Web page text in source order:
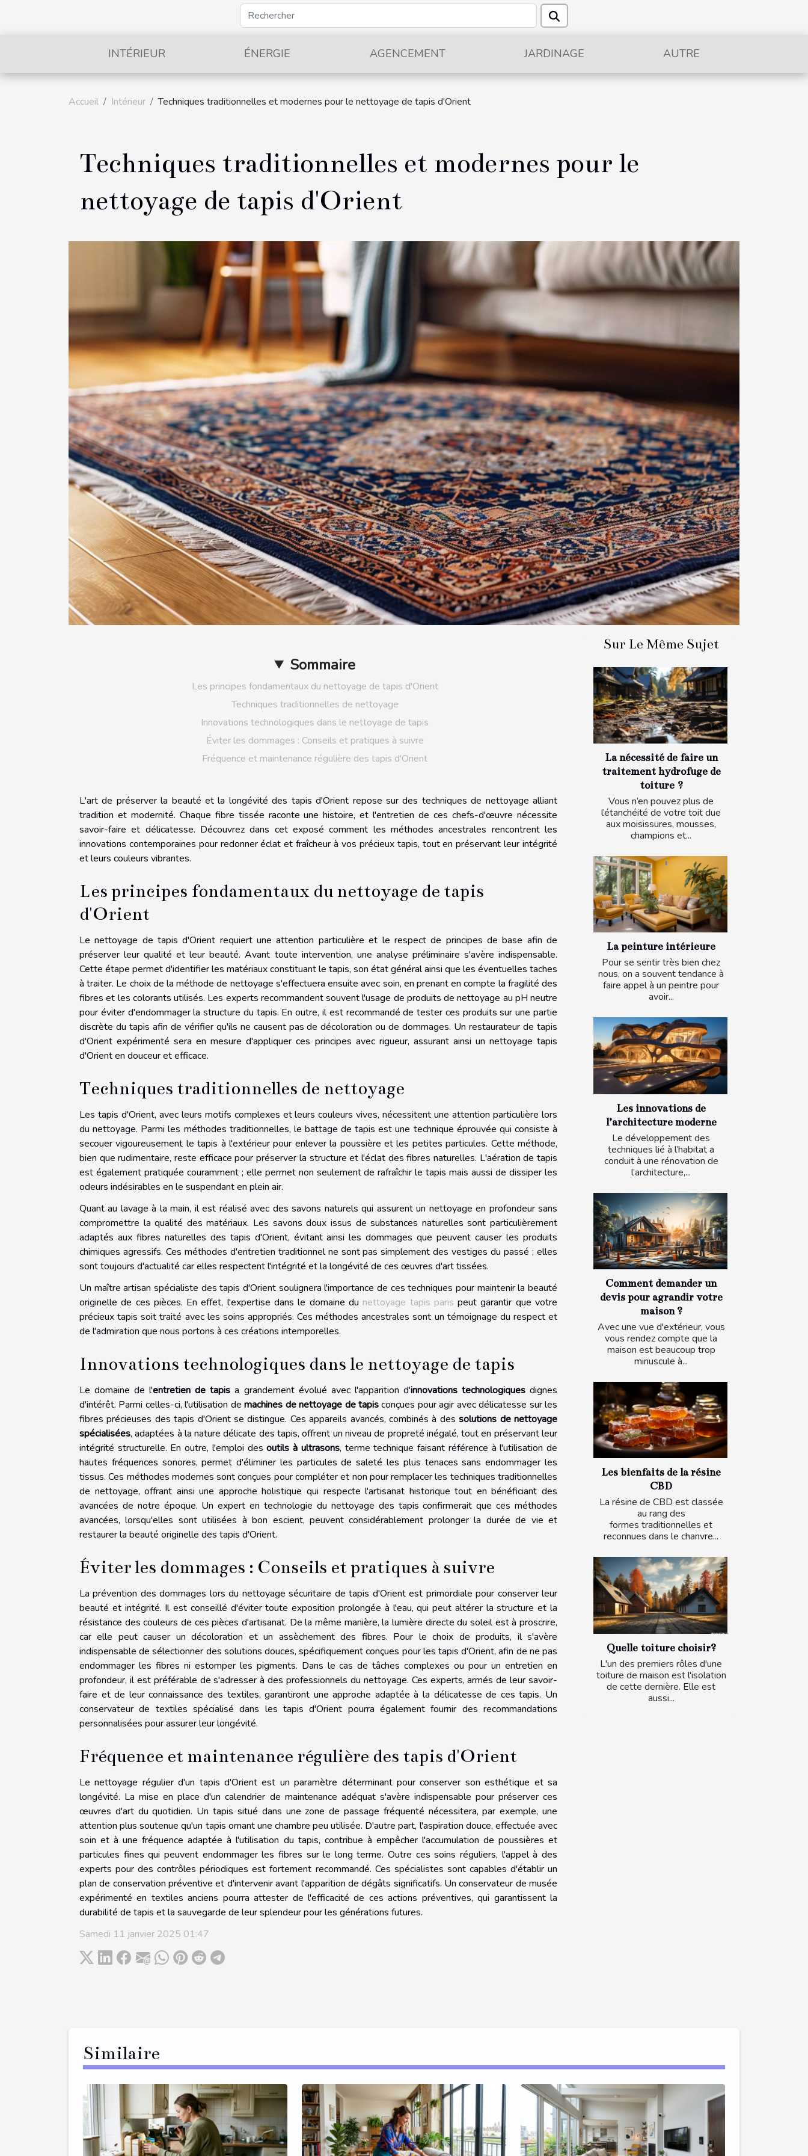
INTÉRIEUR ÉNERGIE AGENCEMENT JARDINAGE AUTRE
Accueil Intérieur Techniques traditionnelles et modernes pour le nettoyage de tapis d'Orient
Techniques traditionnelles et modernes pour le
nettoyage de tapis d'Orient
Sommaire
Les principes fondamentaux du nettoyage de tapis d'Orient
Techniques traditionnelles de nettoyage
Innovations technologiques dans le nettoyage de tapis
Éviter les dommages : Conseils et pratiques à suivre
Fréquence et maintenance régulière des tapis d'Orient
L'art de préserver la beauté et la longévité des tapis d'Orient repose sur des techniques de nettoyage alliant
tradition et modernité. Chaque fibre tissée raconte une histoire, et l'entretien de ces chefs-d'œuvre nécessite
savoir-faire et délicatesse. Découvrez dans cet exposé comment les méthodes ancestrales rencontrent les
innovations contemporaines pour redonner éclat et fraîcheur à vos précieux tapis, tout en préservant leur intégrité
et leurs couleurs vibrantes.
Les principes fondamentaux du nettoyage de tapis
d'Orient
Le nettoyage de tapis d'Orient requiert une attention particulière et le respect de principes de base afin de
préserver leur qualité et leur beauté. Avant toute intervention, une analyse préliminaire s'avère indispensable.
Cette étape permet d'identifier les matériaux constituant le tapis, son état général ainsi que les éventuelles taches
à traiter. Le choix de la méthode de nettoyage s'effectuera ensuite avec soin, en prenant en compte la fragilité des
fibres et les colorants utilisés. Les experts recommandent souvent l'usage de produits de nettoyage au pH neutre
pour éviter d'endommager la structure du tapis. En outre, il est recommandé de tester ces produits sur une partie
discrète du tapis afin de vérifier qu'ils ne causent pas de décoloration ou de dommages. Un restaurateur de tapis
d'Orient expérimenté sera en mesure d'appliquer ces principes avec rigueur, assurant ainsi un nettoyage tapis
d'Orient en douceur et efficace.
Techniques traditionnelles de nettoyage
Les tapis d'Orient, avec leurs motifs complexes et leurs couleurs vives, nécessitent une attention particulière lors
du nettoyage. Parmi les méthodes traditionnelles, le battage de tapis est une technique éprouvée qui consiste à
secouer vigoureusement le tapis à l'extérieur pour enlever la poussière et les petites particules. Cette méthode,
bien que rudimentaire, reste efficace pour préserver la structure et l'éclat des fibres naturelles. L'aération de tapis
est également pratiquée couramment ; elle permet non seulement de rafraîchir le tapis mais aussi de dissiper les
odeurs indésirables en le suspendant en plein air.
Quant au lavage à la main, il est réalisé avec des savons naturels qui assurent un nettoyage en profondeur sans
compromettre la qualité des matériaux. Les savons doux issus de substances naturelles sont particulièrement
adaptés aux fibres naturelles des tapis d'Orient, évitant ainsi les dommages que peuvent causer les produits
chimiques agressifs. Ces méthodes d'entretien traditionnel ne sont pas simplement des vestiges du passé ; elles
sont toujours d'actualité car elles respectent l'intégrité et la longévité de ces œuvres d'art tissées.
Un maître artisan spécialiste des tapis d'Orient soulignera l'importance de ces techniques pour maintenir la beauté
originelle de ces pièces. En effet, l'expertise dans le domaine du nettoyage tapis paris peut garantir que votre
précieux tapis soit traité avec les soins appropriés. Ces méthodes ancestrales sont un témoignage du respect et
de l'admiration que nous portons à ces créations intemporelles.
Innovations technologiques dans le nettoyage de tapis
Le domaine de l'entretien de tapis a grandement évolué avec l'apparition d'innovations technologiquesdignes
d'intérêt. Parmi celles-ci, l'utilisation demachines de nettoyage de tapisconçues pour agir avec délicatesse sur les
fibres précieuses des tapis d'Orient se distingue. Ces appareils avancés, combinés à dessolutions de nettoyage
spécialisées, adaptées à la nature délicate des tapis, offrent un niveau de propreté inégalé, tout en préservant leur
intégrité structurelle. En outre, l'emploi desoutils à ultrasons, terme technique faisant référence à l'utilisation de
hautes fréquences sonores, permet d'éliminer les particules de saleté les plus tenaces sans endommager les
tissus. Ces méthodes modernes sont conçues pour compléter et non pour remplacer les techniques traditionnelles
de nettoyage, offrant ainsi une approche holistique qui respecte l'artisanat historique tout en bénéficiant des
avancées de notre époque. Un expert en technologie du nettoyage des tapis confirmerait que ces méthodes
avancées, lorsqu'elles sont utilisées à bon escient, peuvent considérablement prolonger la durée de vie et
restaurer la beauté originelle des tapis d'Orient.
Éviter les dommages : Conseils et pratiques à suivre
La prévention des dommages lors du nettoyage sécuritaire de tapis d'Orient est primordiale pour conserver leur
beauté et intégrité. Il est conseillé d'éviter toute exposition prolongée à l'eau, qui peut altérer la structure et la
résistance des couleurs de ces pièces d'artisanat. De la même manière, la lumière directe du soleil est à proscrire,
car elle peut causer un décoloration et un assèchement des fibres. Pour le choix de produits, il s'avère
indispensable de sélectionner des solutions douces, spécifiquement conçues pour les tapis d'Orient, afin de ne pas
endommager les fibres ni estomper les pigments. Dans le cas de tâches complexes ou pour un entretien en
profondeur, il est préférable de s'adresser à des professionnels du nettoyage. Ces experts, armés de leur savoir-
faire et de leur connaissance des textiles, garantiront une approche adaptée à la délicatesse de ces tapis. Un
conservateur de textiles spécialisé dans les tapis d'Orient pourra également fournir des recommandations
personnalisées pour assurer leur longévité.
Fréquence et maintenance régulière des tapis d'Orient
Le nettoyage régulier d'un tapis d'Orient est un paramètre déterminant pour conserver son esthétique et sa
longévité. La mise en place d'un calendrier de maintenance adéquat s'avère indispensable pour préserver ces
œuvres d'art du quotidien. Un tapis situé dans une zone de passage fréquenté nécessitera, par exemple, une
attention plus soutenue qu'un tapis ornant une chambre peu utilisée. D'autre part, l'aspiration douce, effectuée avec
soin et à une fréquence adaptée à l'utilisation du tapis, contribue à empêcher l'accumulation de poussières et
particules fines qui peuvent endommager les fibres sur le long terme. Outre ces soins réguliers, l'appel à des
experts pour des contrôles périodiques est fortement recommandé. Ces spécialistes sont capables d'établir un
plan de conservation préventive et d'intervenir avant l'apparition de dégâts significatifs. Un conservateur de musée
expérimenté en textiles anciens pourra attester de l'efficacité de ces actions préventives, qui garantissent la
durabilité de tapis et la sauvegarde de leur splendeur pour les générations futures.
Samedi 11 janvier 2025 01:47
Sur Le Même Sujet
La nécessité de faire un
traitement hydrofuge de
toiture ?
Vous n’en pouvez plus de
l’étanchéité de votre toit due
aux moisissures, mousses,
champions et...
La peinture intérieure
Pour se sentir très bien chez
nous, on a souvent tendance à
faire appel à un peintre pour
avoir...
Les innovations de
l’architecture moderne
Le développement des
techniques lié à l’habitat a
conduit à une rénovation de
l’architecture,...
Comment demander un
devis pour agrandir votre
maison ?
Avec une vue d'extérieur, vous
vous rendez compte que la
maison est beaucoup trop
minuscule à...
Les bienfaits de la résine
CBD
La résine de CBD est classée
au rang des
formes traditionnelles et
reconnues dans le chanvre...
Quelle toiture choisir?
L'un des premiers rôles d'une
toiture de maison est l'isolation
de cette dernière. Elle est
aussi...
Similaire